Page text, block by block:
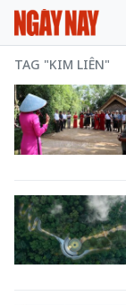
TAG "KIM LIÊN"